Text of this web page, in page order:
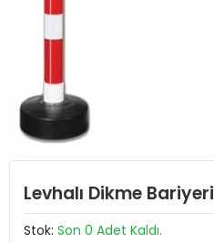
Levhalı Dikme Bariyeri
Stok: Son 0 Adet Kaldı.